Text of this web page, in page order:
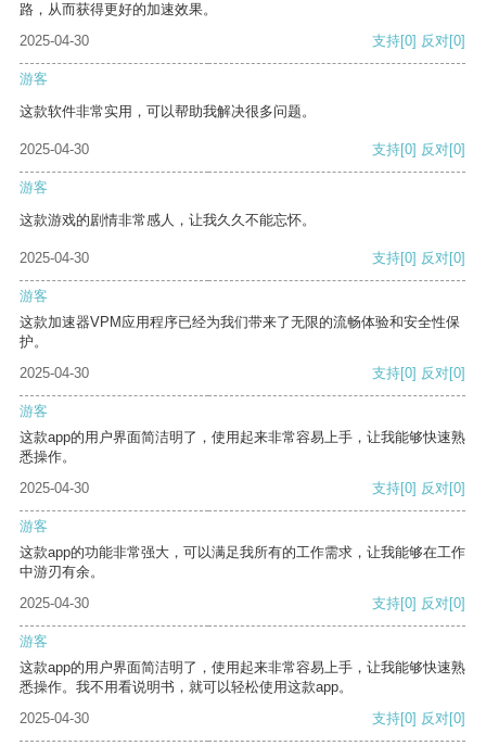
路，从而获得更好的加速效果。
2025-04-30
支持[0] 反对[0]
游客
这款软件非常实用，可以帮助我解决很多问题。
2025-04-30 支持[0] 反对[0]
游客
这款游戏的剧情非常感人，让我久久不能忘怀。
2025-04-30 支持[0] 反对[0]
游客
这款加速器VPM应用程序已经为我们带来了无限的流畅体验和安全性保
护。
2025-04-30
支持[0] 反对[0]
游客
这款app的用户界面简洁明了，使用起来非常容易上手，让我能够快速熟
悉操作。
2025-04-30
支持[0] 反对[0]
游客
这款app的功能非常强大，可以满足我所有的工作需求，让我能够在工作
中游刃有余。
2025-04-30
支持[0] 反对[0]
游客
这款app的用户界面简洁明了，使用起来非常容易上手，让我能够快速熟
悉操作。我不用看说明书，就可以轻松使用这款app。
2025-04-30
支持[0] 反对[0]